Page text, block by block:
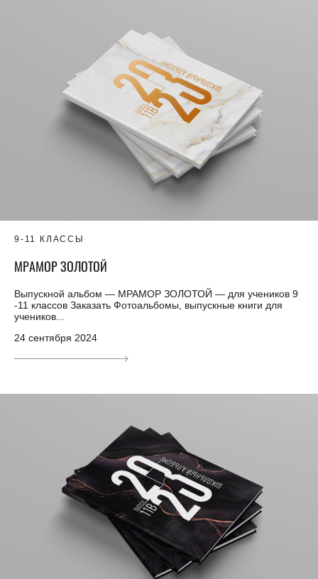
9-11 КЛАССЫ
МРАМОР ЗОЛОТОЙ
Выпускной альбом — МРАМОР ЗОЛОТОЙ — для учеников 9
-11 классов Заказать Фотоальбомы, выпускные книги для
учеников...
24 сентября 2024